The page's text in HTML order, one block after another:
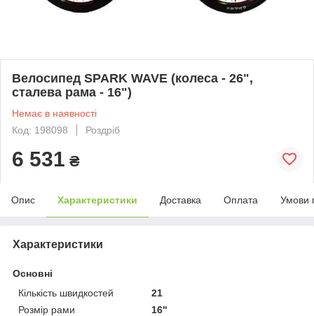
Велосипед SPARK WAVE (колеса - 26",
сталева рама - 16")
Немає в наявності
Код: 198098
Роздріб
6 531 ₴
Опис Характеристики Доставка Оплата Умови
Характеристики
Основні
Кількість швидкостей
21
Розмір рами
16"